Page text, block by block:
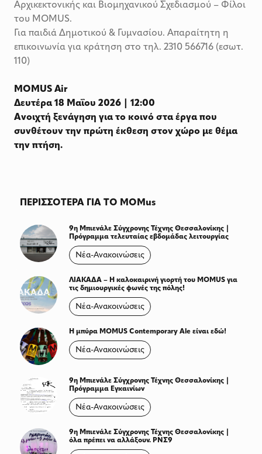
Αρχικεκτονικής και Βιομηχανικού Σχεδιασμού – Φίλοι
του MOMUS.
Για παιδιά Δημοτικού & Γυμνασίου. Απαραίτητη η
επικοινωνία για κράτηση στο τηλ. 2310 566716 (εσωτ.
110)
MOMUS Air
Δευτέρα 18 Μαΐου 2026 | 12:00
Ανοιχτή ξενάγηση για το κοινό στα έργα που
συνθέτουν την πρώτη έκθεση στον χώρο με θέμα
την πτήση.
ΠΕΡΙΣΣΟΤΕΡΑ ΓΙΑ ΤΟ MOMus
9η Μπιενάλε Σύγχρονης Τέχνης Θεσσαλονίκης |
Πρόγραμμα τελευταίας εβδομάδας λειτουργίας
Νέα-Ανακοινώσεις
ΛΙΑΚΑΔΑ – Η καλοκαιρινή γιορτή του MOMUS για
τις δημιουργικές φωνές της πόλης!
Νέα-Ανακοινώσεις
Η μπύρα MOMUS Contemporary Ale είναι εδώ!
Νέα-Ανακοινώσεις
9η Μπιενάλε Σύγχρονης Τέχνης Θεσσαλονίκης |
Πρόγραμμα Εγκαινίων
Νέα-Ανακοινώσεις
9η Μπιενάλε Σύγχρονης Τέχνης Θεσσαλονίκης |
όλα πρέπει να αλλάξουν. ΡΝΣ9